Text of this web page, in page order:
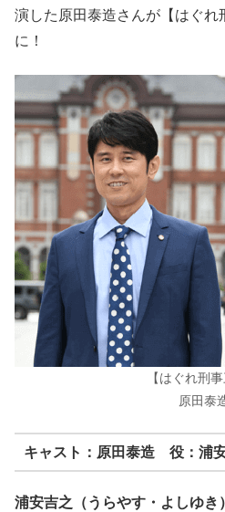
演した原田泰造さんが【はぐれ
に！
【はぐれ刑事
原田泰
キャスト：原田泰造 役：浦
浦安吉之（うらやす・よしゆき）